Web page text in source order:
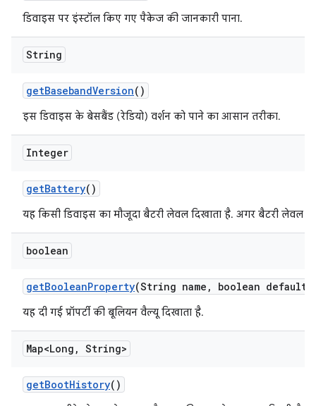
डिवाइस पर इंस्टॉल किए गए पैकेज की जानकारी पाना.
String
getBasebandVersion()
इस डिवाइस के बेसबैंड (रेडियो) वर्शन को पाने का आसान तरीका.
Integer
getBattery()
यह किसी डिवाइस का मौजूदा बैटरी लेवल दिखाता है. अगर बैटरी लेवल
boolean
getBooleanProperty(String name , boolean default
यह दी गई प्रॉपर्टी की बूलियन वैल्यू दिखाता है.
Map<Long , String>
getBootHistory()